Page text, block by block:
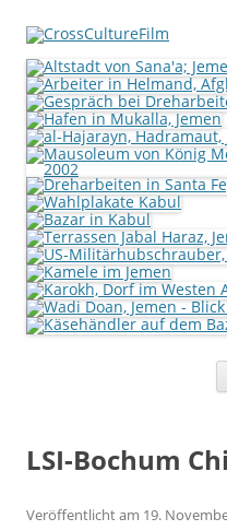
LSI-Bochum
Veröffentlicht am 19.